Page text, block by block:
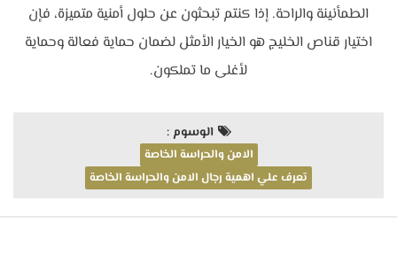
الطمأنينة والراحة. إذا كنتم تبحثون عن حلول أمنية متميزة، فإن
اختيار قناص الخليج هو الخيار الأمثل لضمان حماية فعالة وحماية
لأغلى ما تملكون.
الوسوم :
الامن والحراسة الخاصة
تعرف علي اهمية رجال الامن والحراسة الخاصة